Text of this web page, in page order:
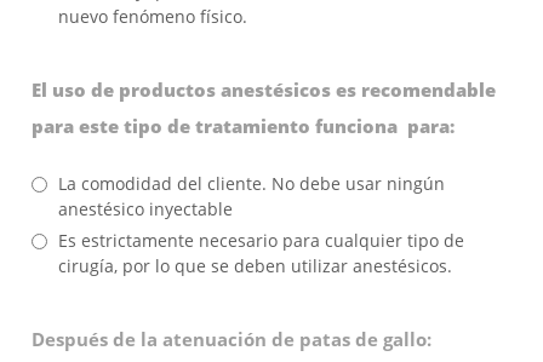
nuevo fenómeno físico.
El uso de productos anestésicos es recomendable
para este tipo de tratamiento funciona para:
La comodidad del cliente. No debe usar ningún
anestésico inyectable
Es estrictamente necesario para cualquier tipo de
cirugía, por lo que se deben utilizar anestésicos.
Después de la atenuación de patas de gallo: